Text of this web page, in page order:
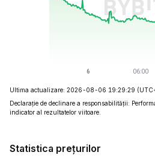
Ultima actualizare: 2026-08-06 19:29:29
Declarație de declinare a responsabilității:
indicator al rezultatelor viitoare.
Statistica prețurilor